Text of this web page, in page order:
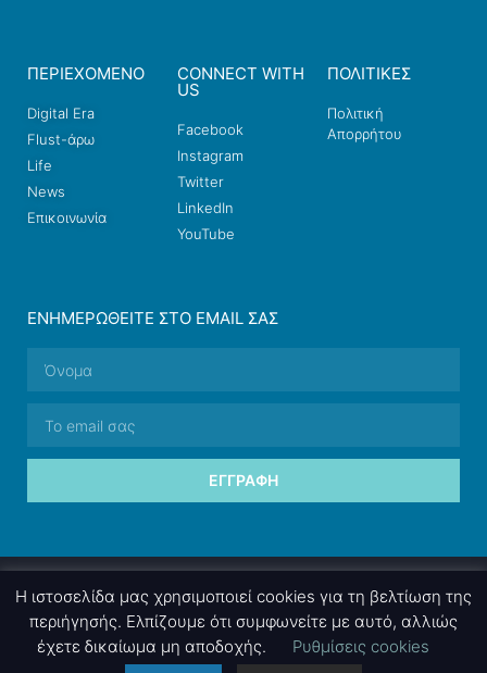
ΠΕΡΙΕΧΟΜΕΝΟ
Digital Era
Flust-άρω
Life
News
Επικοινωνία
CONNECT WITH
US
Facebook
Instagram
Twitter
LinkedIn
YouTube
ΠΟΛΙΤΙΚΕΣ
Πολιτική
Απορρήτου
ΕΝΗΜΕΡΩΘΕΊΤΕ ΣΤΟ EMAIL ΣΑΣ
ΕΓΓΡΑΦΉ
Η ιστοσελίδα μας χρησιμοποιεί cookies για τη βελτίωση της
περιήγησής. Ελπίζουμε ότι συμφωνείτε με αυτό, αλλιώς
έχετε δικαίωμα μη αποδοχής.
Ρυθμίσεις cookies